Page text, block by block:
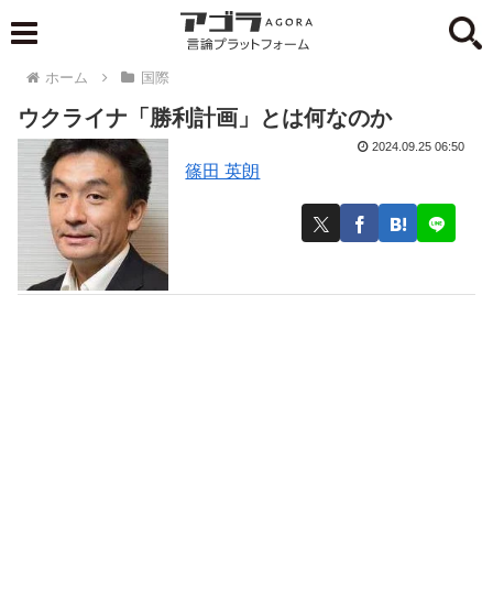
ホーム 国際
ウクライナ「勝利計画」とは何なのか
篠田 英朗
2024.09.25 06:50